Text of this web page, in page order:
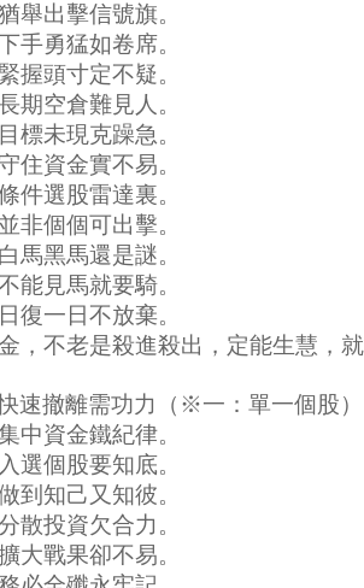
舉出擊信號旗。
手勇猛如卷席。
握頭寸定不疑。
期空倉難見人。
標未現克躁急。
住資金實不易。
件選股雷達裏。
非個個可出擊。
馬黑馬還是謎。
能見馬就要騎。
復一日不放棄。
，不老是殺進殺出，定能生慧，就
速撤離需功力（※一：單一個股）
中資金鐵紀律。
選個股要知底。
到知己又知彼。
散投資欠合力。
大戰果卻不易。